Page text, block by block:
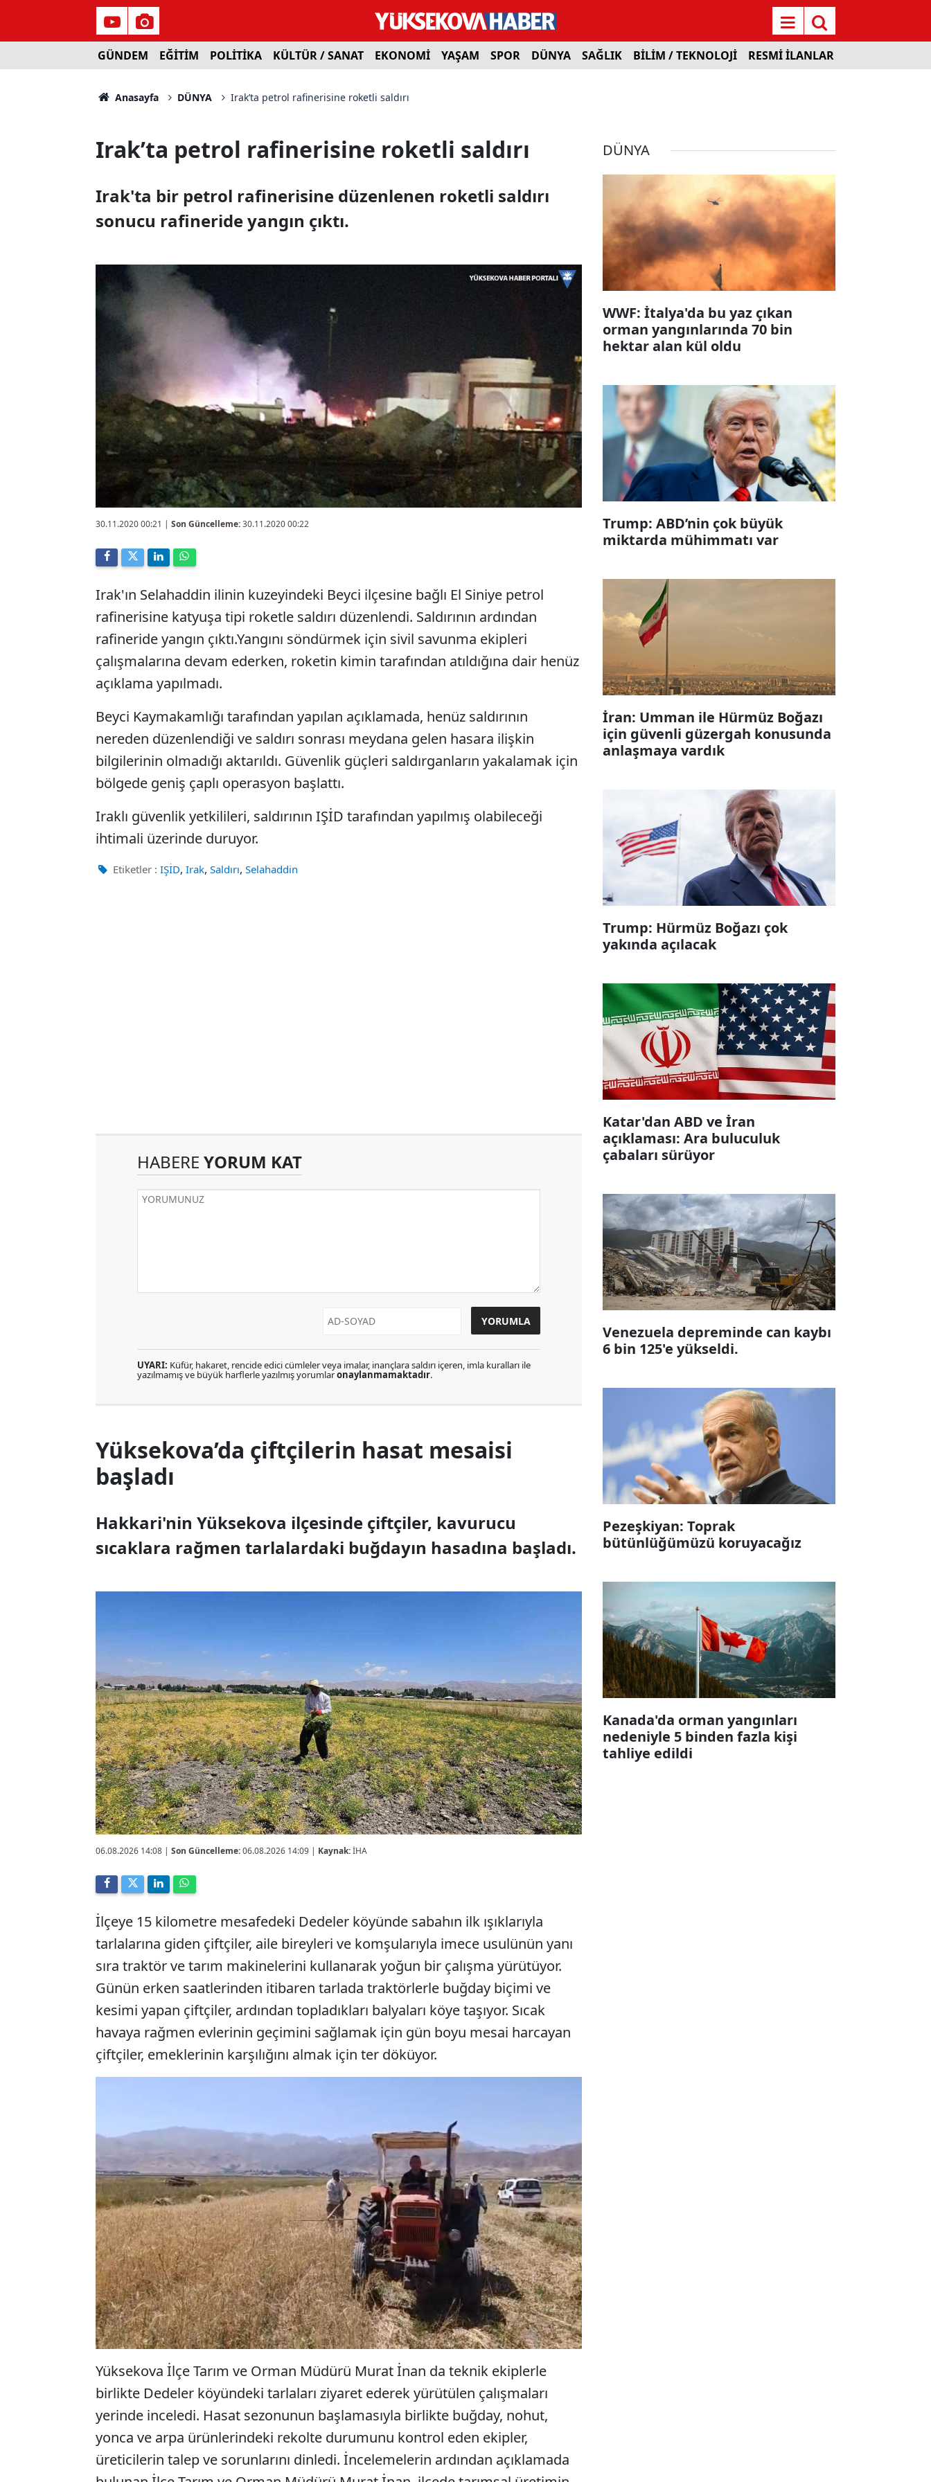
GÜNDEM EĞİTİM POLİTİKA KÜLTÜR / SANAT EKONOMİ YAŞAM SPOR DÜNYA SAĞLIK BİLİM / TEKNOLOJİ RESMİ İLANLAR
Anasayfa DÜNYA Irak’ta petrol rafinerisine roketli saldırı
Irak’ta petrol rafinerisine roketli saldırı
Irak'ta bir petrol rafinerisine düzenlenen roketli saldırı
sonucu rafineride yangın çıktı.
30.11.2020 00:21 | Son Güncelleme:30.11.2020 00:22
Irak'ın Selahaddin ilinin kuzeyindeki Beyci ilçesine bağlı El Siniye petrol
rafinerisine katyuşa tipi roketle saldırı düzenlendi. Saldırının ardından
rafineride yangın çıktı.Yangını söndürmek için sivil savunma ekipleri
çalışmalarına devam ederken, roketin kimin tarafından atıldığına dair henüz
açıklama yapılmadı.
Beyci Kaymakamlığı tarafından yapılan açıklamada, henüz saldırının
nereden düzenlendiği ve saldırı sonrası meydana gelen hasara ilişkin
bilgilerinin olmadığı aktarıldı. Güvenlik güçleri saldırganların yakalamak için
bölgede geniş çaplı operasyon başlattı.
Iraklı güvenlik yetkilileri, saldırının IŞİD tarafından yapılmış olabileceği
ihtimali üzerinde duruyor.
Etiketler : IŞİD, Irak, Saldırı, Selahaddin
HABERE YORUM KAT
UYARI: Küfür, hakaret, rencide edici cümleler veya imalar, inançlara saldırı içeren, imla kuralları ile
yazılmamış ve büyük harflerle yazılmış yorumlaronaylanmamaktadır.
Yüksekova’da çiftçilerin hasat mesaisi
başladı
Hakkari'nin Yüksekova ilçesinde çiftçiler, kavurucu
sıcaklara rağmen tarlalardaki buğdayın hasadına başladı.
06.08.2026 14:08 | Son Güncelleme:06.08.2026 14:09 | Kaynak:İHA
İlçeye 15 kilometre mesafedeki Dedeler köyünde sabahın ilk ışıklarıyla
tarlalarına giden çiftçiler, aile bireyleri ve komşularıyla imece usulünün yanı
sıra traktör ve tarım makinelerini kullanarak yoğun bir çalışma yürütüyor.
Günün erken saatlerinden itibaren tarlada traktörlerle buğday biçimi ve
kesimi yapan çiftçiler, ardından topladıkları balyaları köye taşıyor. Sıcak
havaya rağmen evlerinin geçimini sağlamak için gün boyu mesai harcayan
çiftçiler, emeklerinin karşılığını almak için ter döküyor.
Yüksekova İlçe Tarım ve Orman Müdürü Murat İnan da teknik ekiplerle
birlikte Dedeler köyündeki tarlaları ziyaret ederek yürütülen çalışmaları
yerinde inceledi. Hasat sezonunun başlamasıyla birlikte buğday, nohut,
yonca ve arpa ürünlerindeki rekolte durumunu kontrol eden ekipler,
üreticilerin talep ve sorunlarını dinledi. İncelemelerin ardından açıklamada
DÜNYA
WWF: İtalya'da bu yaz çıkan
orman yangınlarında 70 bin
hektar alan kül oldu
Trump: ABD’nin çok büyük
miktarda mühimmatı var
İran: Umman ile Hürmüz Boğazı
için güvenli güzergah konusunda
anlaşmaya vardık
Trump: Hürmüz Boğazı çok
yakında açılacak
Katar'dan ABD ve İran
açıklaması: Ara buluculuk
çabaları sürüyor
Venezuela depreminde can kaybı
6 bin 125'e yükseldi.
Pezeşkiyan: Toprak
bütünlüğümüzü koruyacağız
Kanada'da orman yangınları
nedeniyle 5 binden fazla kişi
tahliye edildi